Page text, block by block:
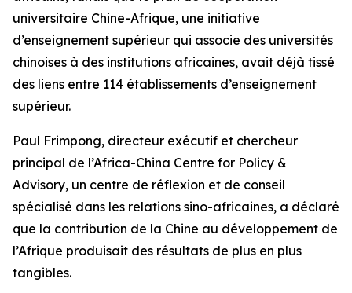
universitaire Chine-Afrique, une initiative
d’enseignement supérieur qui associe des universités
chinoises à des institutions africaines, avait déjà tissé
des liens entre 114 établissements d’enseignement
supérieur.
Paul Frimpong, directeur exécutif et chercheur
principal de l’Africa-China Centre for Policy &
Advisory, un centre de réflexion et de conseil
spécialisé dans les relations sino-africaines, a déclaré
que la contribution de la Chine au développement de
l’Afrique produisait des résultats de plus en plus
tangibles.